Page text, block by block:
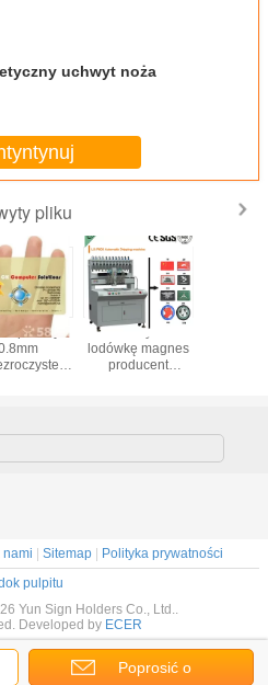
uchwyt noża
pliku
polewy
Automatyczne
lodówkę magnes
producent
Poprosić o
nami Sitemap|
Polityka prywatności
pulpitu
Yun Sign Holders Co., Ltd..
Developed by ECER